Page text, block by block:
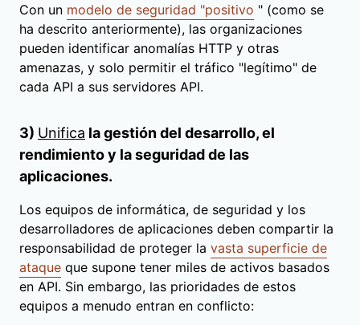
Con un modelo de seguridad "positivo " (como se
ha descrito anteriormente), las organizaciones
pueden identificar anomalías HTTP y otras
amenazas, y solo permitir el tráfico "legítimo" de
cada API a sus servidores API.
3) Unifica la gestión del desarrollo, el
rendimiento y la seguridad de las
aplicaciones.
Los equipos de informática, de seguridad y los
desarrolladores de aplicaciones deben compartir la
responsabilidad de proteger la vasta superficie de
ataque que supone tener miles de activos basados
en API. Sin embargo, las prioridades de estos
equipos a menudo entran en conflicto: